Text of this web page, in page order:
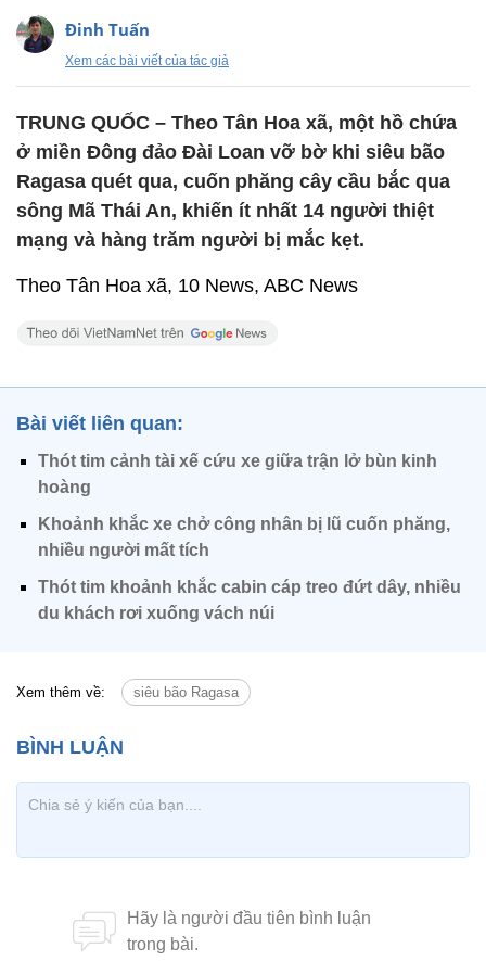
Đinh Tuấn
Xem các bài viết của tác giả
TRUNG QUỐC – Theo Tân Hoa xã, một hồ chứa
ở miền Đông đảo Đài Loan vỡ bờ khi siêu bão
Ragasa quét qua, cuốn phăng cây cầu bắc qua
sông Mã Thái An, khiến ít nhất 14 người thiệt
mạng và hàng trăm người bị mắc kẹt.
Theo Tân Hoa xã, 10 News, ABC News
Bài viết liên quan:
Thót tim cảnh tài xế cứu xe giữa trận lở bùn kinh
hoàng
Khoảnh khắc xe chở công nhân bị lũ cuốn phăng,
nhiều người mất tích
Thót tim khoảnh khắc cabin cáp treo đứt dây, nhiều
du khách rơi xuống vách núi
Xem thêm về: siêu bão Ragasa